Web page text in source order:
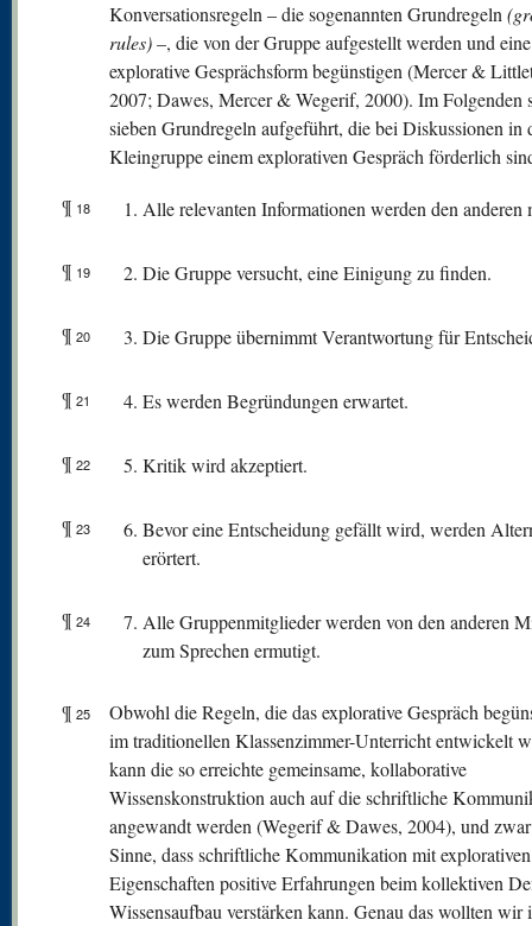
Konversationsregeln – die sogenannten Grundregeln
rules)–, die von der Gruppe aufgestellt werden und eine
explorative Gesprächsform begünstigen (Mercer &
2007; Dawes, Mercer & Wegerif, 2000). Im Folgenden
sieben Grundregeln aufgeführt, die bei Diskussionen in
Kleingruppe einem explorativen Gespräch förderlich
¶ 18 Alle relevanten Informationen werden den anderen
¶ 19 Die Gruppe versucht, eine Einigung zu finden.
¶ 20 Die Gruppe übernimmt Verantwortung für
¶ 21 Es werden Begründungen erwartet.
¶ 22 Kritik wird akzeptiert.
¶ 23
Bevor eine Entscheidung gefällt wird, werden
erörtert.
¶ 24
Alle Gruppenmitglieder werden von den anderen
zum Sprechen ermutigt.
¶ 25
Obwohl die Regeln, die das explorative Gespräch
im traditionellen Klassenzimmer-Unterricht entwickelt
kann die so erreichte gemeinsame, kollaborative
Wissenskonstruktion auch auf die schriftliche
angewandt werden (Wegerif & Dawes, 2004), und
Sinne, dass schriftliche Kommunikation mit explorativen
Eigenschaften positive Erfahrungen beim kollektiven
Wissensaufbau verstärken kann. Genau das wollten wir